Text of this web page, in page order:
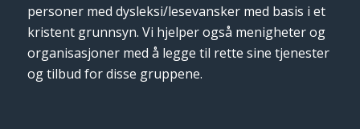
personer med dysleksi/lesevansker med basis i et
kristent grunnsyn. Vi hjelper også menigheter og
organisasjoner med å legge til rette sine tjenester
og tilbud for disse gruppene.